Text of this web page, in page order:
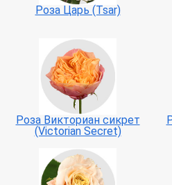
Роза Царь (Tsar)
Роза Викториан сикрет
(Victorian Secret)